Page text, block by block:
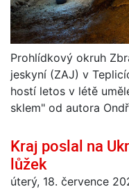
Prohlídkový okruh
jeskyní (ZAJ) v
hostí letos v létě
sklem" od autora
Kraj poslal na
lůžek
úterý, 18. července